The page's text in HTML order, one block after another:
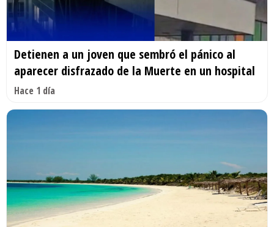
Detienen a un joven que sembró el pánico al
aparecer disfrazado de la Muerte en un hospital
Hace 1 día